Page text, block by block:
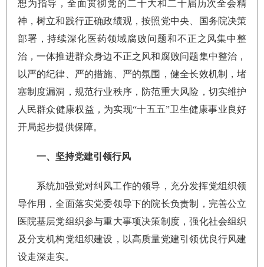
想为指导，全面贯彻党的二十大和二十届历次全会精
神，树立和践行正确政绩观，按照党中央、国务院决策
部署，持续深化医药领域腐败问题和不正之风集中整
治，一体推进群众身边不正之风和腐败问题集中整治，
以严的纪律、严的措施、严的氛围，健全长效机制，堵
塞制度漏洞，规范行业秩序，防范重大风险，切实维护
人民群众健康权益，为实现“十五五”卫生健康事业良好
开局起步提供保障。
一、坚持党建引领行风
系统加强党对纠风工作的领导，充分发挥党组织领
导作用，全面落实党委领导下的院长负责制，完善公立
医院基层党组织参与重大事项决策制度，强化社会组织
及分支机构党组织建设，以高质量党建引领优良行风建
设走深走实。